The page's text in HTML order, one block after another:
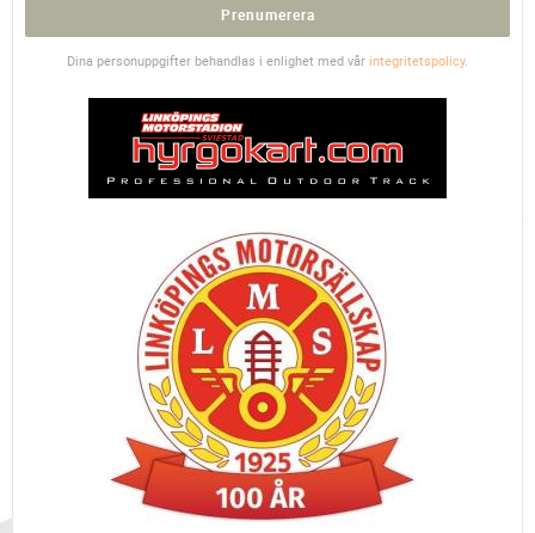
Prenumerera
Dina personuppgifter behandlas i enlighet med vår integritetspolicy.